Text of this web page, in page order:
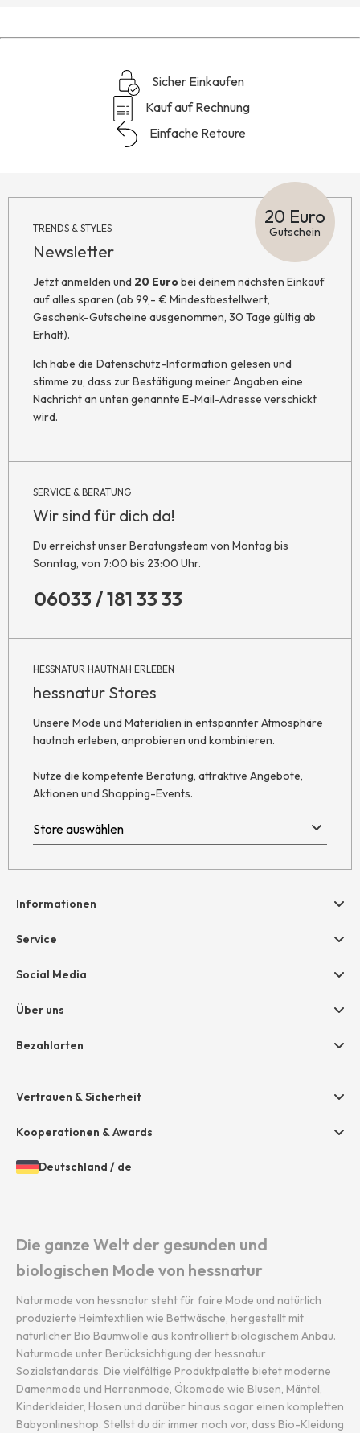
Sicher Einkaufen
Kauf auf Rechnung
Einfache Retoure
TRENDS & STYLES
Newsletter
20 Euro
Gutschein
Jetzt anmelden und 20 Eurobei deinem nächsten Einkauf
auf alles sparen (ab 99,- € Mindestbestellwert,
Geschenk-Gutscheine ausgenommen, 30 Tage gültig ab
Erhalt).
Ich habe die Datenschutz-Information gelesen und
stimme zu, dass zur Bestätigung meiner Angaben eine
Nachricht an unten genannte E-Mail-Adresse verschickt
wird.
SERVICE & BERATUNG
Wir sind für dich da!
Du erreichst unser Beratungsteam von Montag bis
Sonntag, von 7:00 bis 23:00 Uhr.
06033 / 181 33 33
HESSNATUR HAUTNAH ERLEBEN
hessnatur Stores
Unsere Mode und Materialien in entspannter Atmosphäre
hautnah erleben, anprobieren und kombinieren.
Nutze die kompetente Beratung, attraktive Angebote,
Aktionen und Shopping-Events.
Informationen
Hilfe & Kontakt
Retoure
AGB
Grounding Page
Service
Geschenkgutscheine
Größentabelle
Social Media
Über uns
Unternehmen
Bezahlarten
Amazon Pay
VISA
Vertrauen & Sicherheit
Kooperationen & Awards
Öffnen
Sprachauswahl
Gewähltes
Deutschland / de
Die ganze Welt der gesunden und
biologischen Mode von hessnatur
Naturmode von hessnatur steht für faire Mode und natürlich
produzierte Heimtextilien wie Bettwäsche, hergestellt mit
natürlicher Bio Baumwolle aus kontrolliert biologischem Anbau.
Naturmode unter Berücksichtigung der hessnatur
Sozialstandards. Die vielfältige Produktpalette bietet moderne
Damenmode und Herrenmode, Ökomode wie Blusen, Mäntel,
Kinderkleider, Hosen und darüber hinaus sogar einen kompletten
Babyonlineshop. Stellst du dir immer noch vor, dass Bio-Kleidung